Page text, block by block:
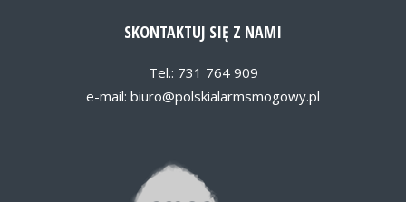
SKONTAKTUJ SIĘ Z NAMI
Tel.: 731 764 909
e-mail: biuro@polskialarmsmogowy.pl